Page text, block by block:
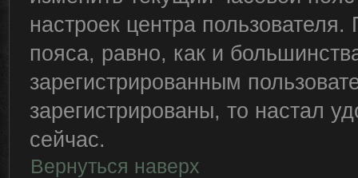
настроек центра
пояса, равно, как и
зарегистрированным
зарегистрированы, то настал
сейчас.
Вернуться наверх